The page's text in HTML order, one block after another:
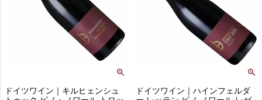
ドイツワイン｜キルヒェンシュ
ドイツワイン｜ハインフェルダ